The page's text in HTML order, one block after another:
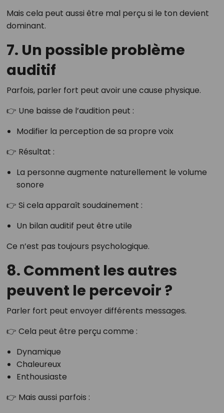
Mais cela peut aussi être mal perçu si le ton devient
dominant.
7. Un possible problème
auditif
Parfois, parler fort peut avoir une cause physique.
👉 Une baisse de l’audition peut :
Modifier la perception de sa propre voix
👉 Résultat :
La personne augmente naturellement le volume
sonore
👉 Si cela apparaît soudainement :
Un bilan auditif peut être utile
Ce n’est pas toujours psychologique.
8. Comment les autres
peuvent le percevoir ?
Parler fort peut envoyer différents messages.
👉 Cela peut être perçu comme :
Dynamique
Chaleureux
Enthousiaste
👉 Mais aussi parfois :